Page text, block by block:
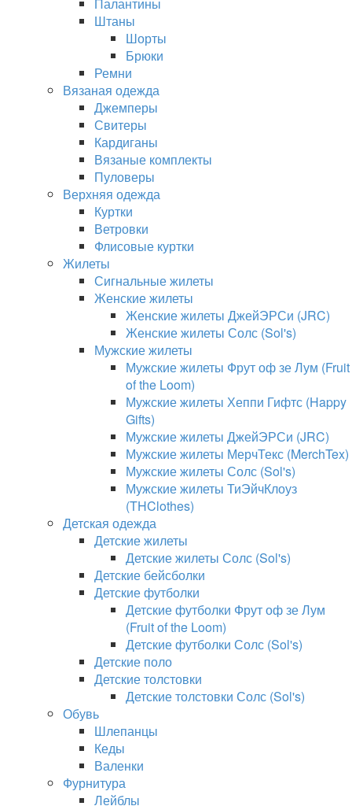
Штаны
Шорты
Брюки
Ремни
Вязаная одежда
Джемперы
Свитеры
Кардиганы
Вязаные комплекты
Пуловеры
Верхняя одежда
Куртки
Ветровки
Флисовые куртки
Жилеты
Сигнальные жилеты
Женские жилеты
Женские жилеты ДжейЭРСи (JRC)
Женские жилеты Солс (Sol's)
Мужские жилеты
Мужские жилеты Фрут оф зе Лум (Fruit
of the Loom)
Мужские жилеты Хеппи Гифтс (Happy
Gifts)
Мужские жилеты ДжейЭРСи (JRC)
Мужские жилеты МерчТекс (MerchTex)
Мужские жилеты Солс (Sol's)
Мужские жилеты ТиЭйчКлоуз
(THClothes)
Детская одежда
Детские жилеты
Детские жилеты Солс (Sol's)
Детские бейсболки
Детские футболки
Детские футболки Фрут оф зе Лум
(Fruit of the Loom)
Детские футболки Солс (Sol's)
Детские поло
Детские толстовки
Детские толстовки Солс (Sol's)
Обувь
Шлепанцы
Кеды
Валенки
Фурнитура
Лейблы